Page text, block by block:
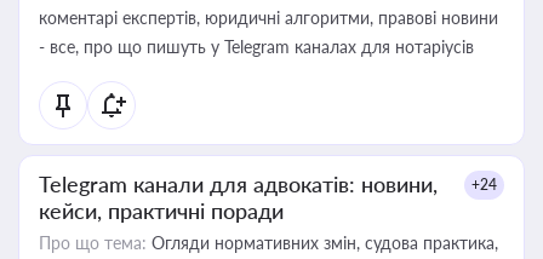
коментарі експертів, юридичні алгоритми, правові новини
- все, про що пишуть у Telegram каналах для нотаріусів
Telegram канали для адвокатів: новини,
кейси, практичні поради
+24
Про що тема: Огляди нормативних змін, судова практика,